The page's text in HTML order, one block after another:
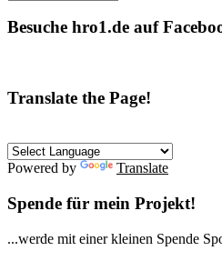
Besuche hro1.de auf
Translate the Page!
Powered by Translate
Spende für mein Projekt!
...werde mit einer kleinen Spende